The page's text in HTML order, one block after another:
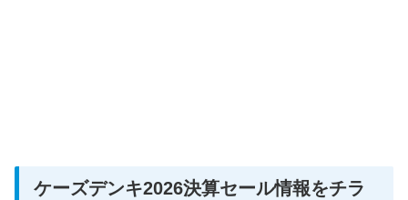
ケーズデンキ2026決算セール情報をチラ